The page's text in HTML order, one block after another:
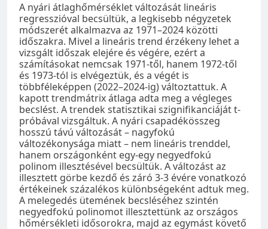
A nyári átlaghőmérséklet változását lineáris
regresszióval becsültük, a legkisebb négyzetek
módszerét alkalmazva az 1971–2024 közötti
időszakra. Mivel a lineáris trend érzékeny lehet a
vizsgált időszak elejére és végére, ezért a
számításokat nemcsak 1971-től, hanem 1972-től
és 1973-tól is elvégeztük, és a végét is
többféleképpen (2022–2024-ig) változtattuk. A
kapott trendmátrix átlaga adta meg a végleges
becslést. A trendek statisztikai szignifikanciáját t-
próbával vizsgáltuk. A nyári csapadékösszeg
hosszú távú változását – nagyfokú
változékonysága miatt – nem lineáris trenddel,
hanem országonként egy-egy negyedfokú
polinom illesztésével becsültük. A változást az
illesztett görbe kezdő és záró 3-3 évére vonatkozó
értékeinek százalékos különbségeként adtuk meg.
A melegedés ütemének becsléséhez szintén
negyedfokú polinomot illesztettünk az országos
hőmérsékleti idősorokra, majd az egymást követő